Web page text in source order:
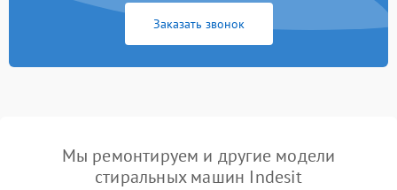
Заказать звонок
Мы ремонтируем и другие модели
стиральных машин Indesit